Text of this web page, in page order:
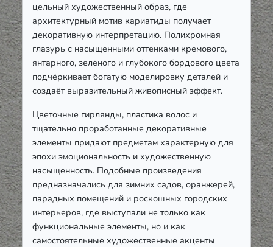
цельный художественный образ, где
архитектурный мотив кариатиды получает
декоративную интерпретацию. Полихромная
глазурь с насыщенными оттенками кремового,
янтарного, зелёного и глубокого бордового цвета
подчёркивает богатую моделировку деталей и
создаёт выразительный живописный эффект.
Цветочные гирлянды, пластика волос и
тщательно проработанные декоративные
элементы придают предметам характерную для
эпохи эмоциональность и художественную
насыщенность. Подобные произведения
предназначались для зимних садов, оранжерей,
парадных помещений и роскошных городских
интерьеров, где выступали не только как
функциональные элементы, но и как
самостоятельные художественные акценты